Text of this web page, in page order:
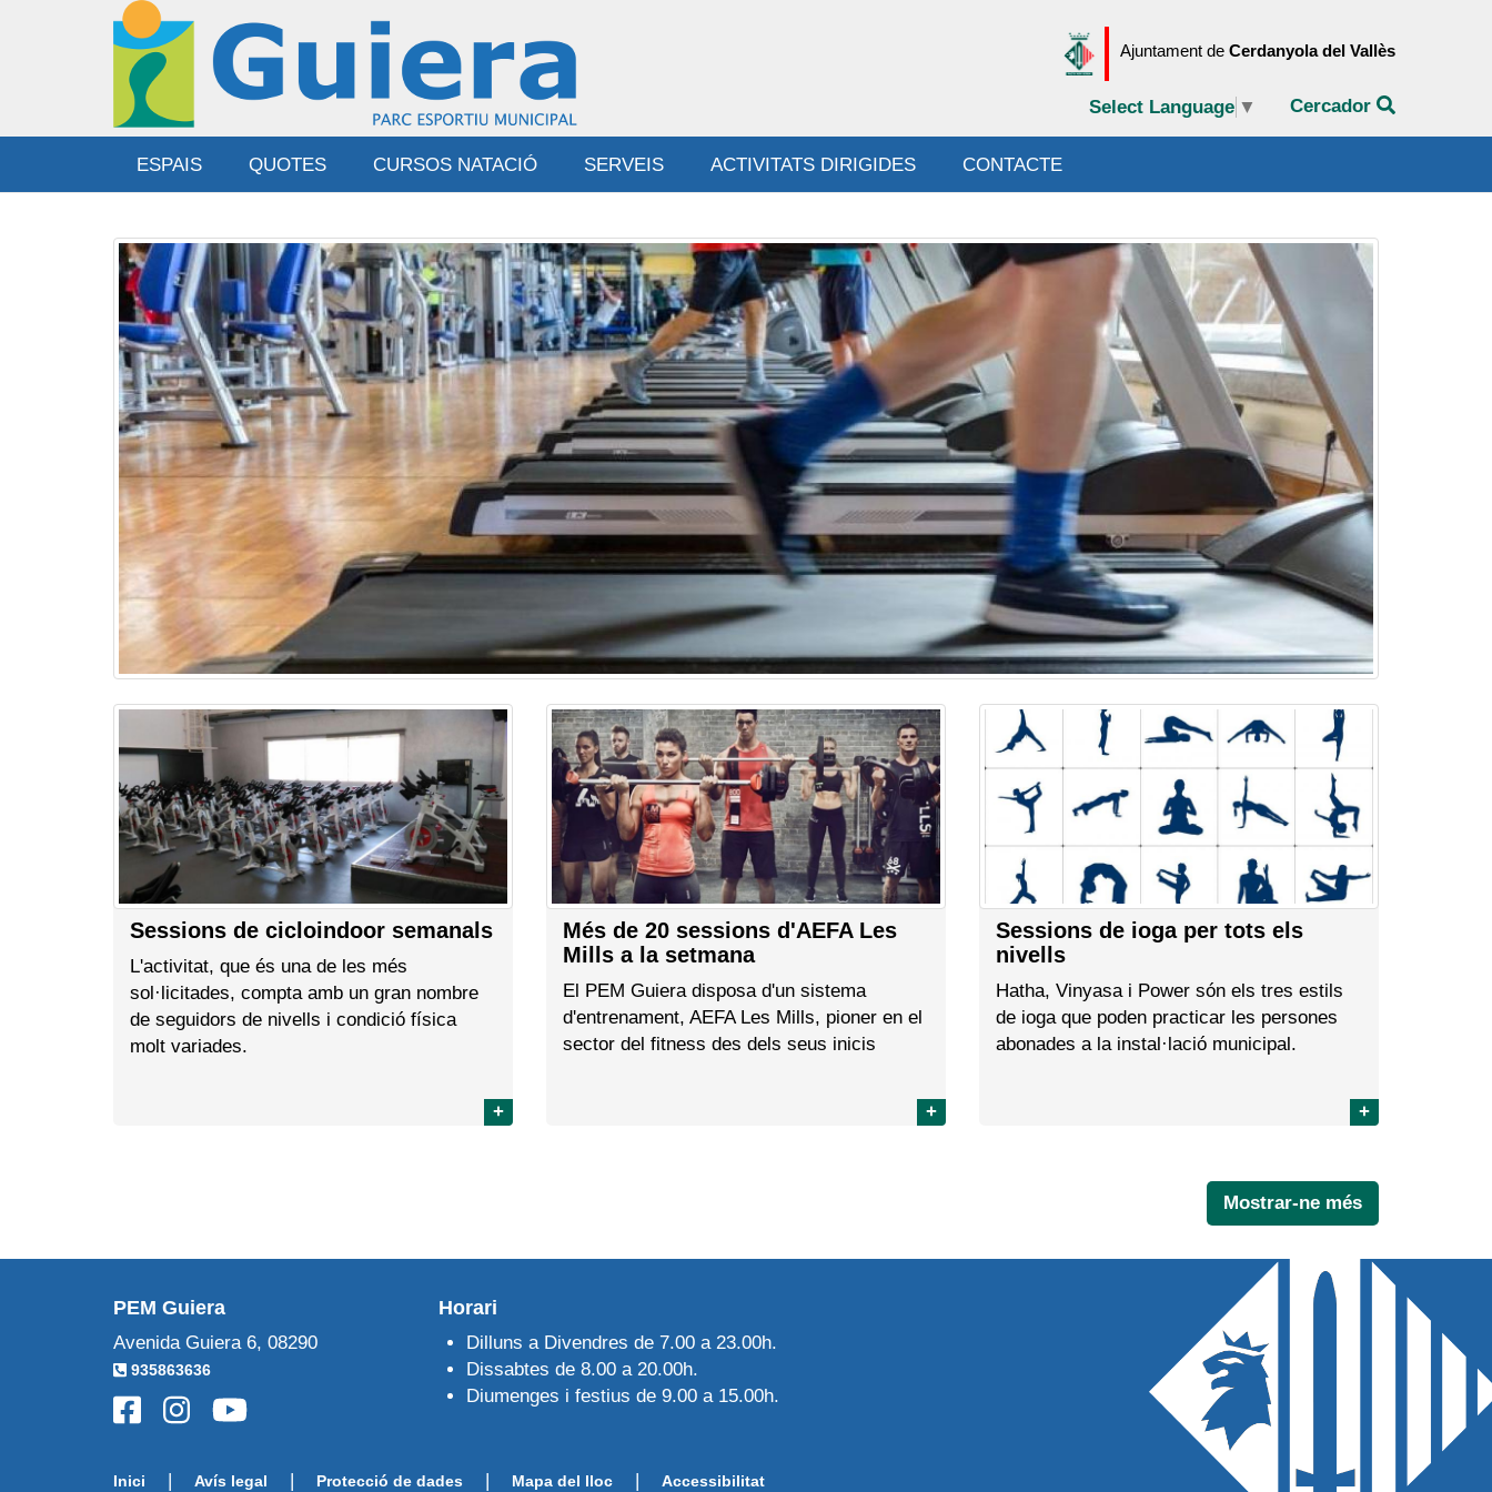
Ajuntament de Cerdanyola del Vallès
Cercador
Select Language ▼
Main
navigation
ESPAIS QUOTES CURSOS NATACIÓ SERVEIS ACTIVITATS DIRIGIDES CONTACTE
Sessions de cicloindoor semanals
L'activitat, que és una de les més
sol·licitades, compta amb un gran nombre
de seguidors de nivells i condició física
molt variades.
+
Més de 20 sessions d'AEFA Les
Mills a la setmana
El PEM Guiera disposa d'un sistema
d'entrenament, AEFA Les Mills, pioner en el
sector del fitness des dels seus inicis
+
Sessions de ioga per tots els
nivells
Hatha, Vinyasa i Power són els tres estils
de ioga que poden practicar les persones
abonades a la instal·lació municipal.
+
Mostrar-ne més
PEM Guiera
Avenida Guiera 6, 08290
935863636
Horari
Dilluns a Divendres de 7.00 a 23.00h.
Dissabtes de 8.00 a 20.00h.
Diumenges i festius de 9.00 a 15.00h.
Inici | Avís legal | Protecció de dades | Mapa del lloc | Accessibilitat